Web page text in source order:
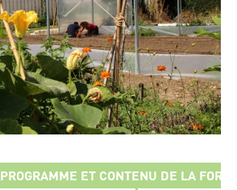
PROGRAMME ET CONTENU DE LA